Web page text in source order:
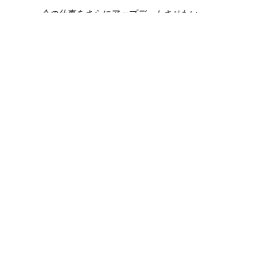
・今の仕事をさらにアップデートさせたい・